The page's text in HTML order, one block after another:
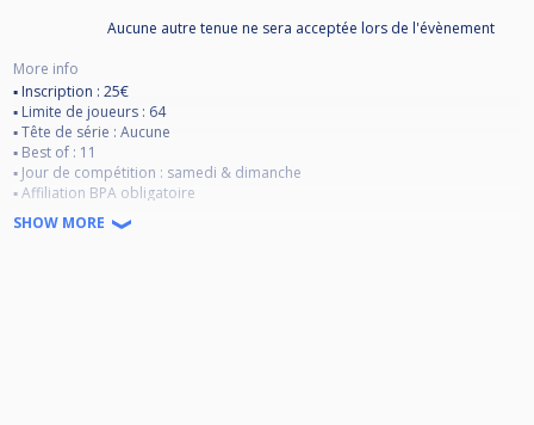
Aucune autre tenue ne sera acceptée lors de l'évènement
More info
▪ Inscription : 25€
▪ Limite de joueurs : 64
▪ Tête de série : Aucune
▪ Best of : 11
▪ Jour de compétition : samedi & dimanche
▪ Affiliation BPA obligatoire
▪ Un forfait durant la compétition entraîne la perte des points et du Prize
Money
SHOW MORE